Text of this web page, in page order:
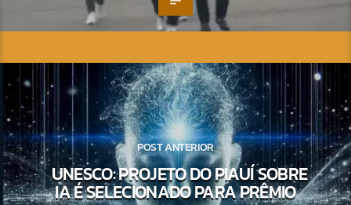
POST ANTERIOR
UNESCO: PROJETO DO PIAUÍ SOBRE
IA É SELECIONADO PARA PRÊMIO